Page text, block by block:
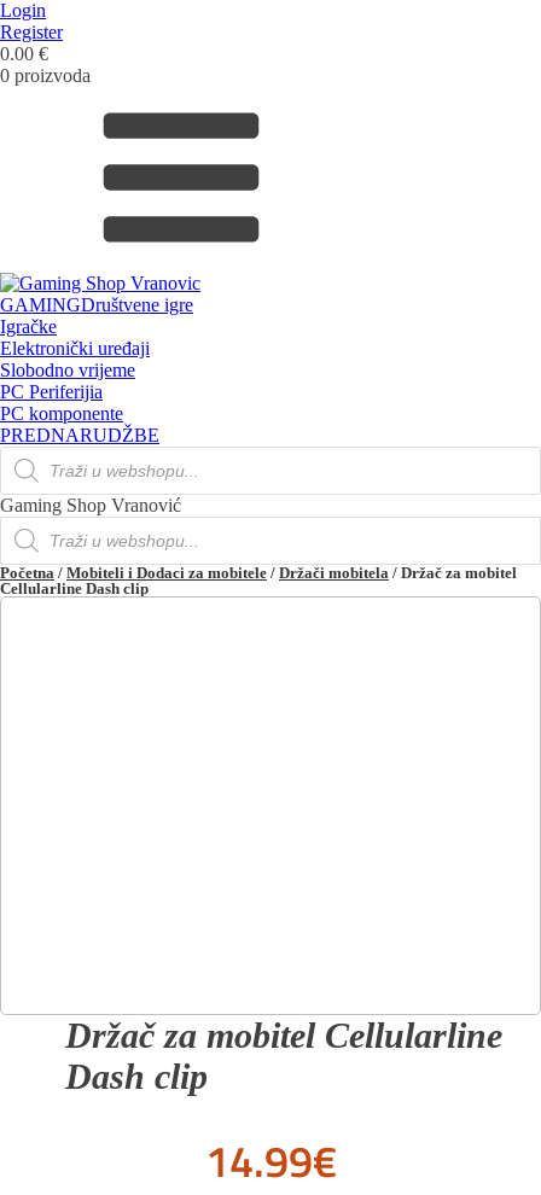
Login
Register
0.00 €
0 proizvoda
GAMINGDruštvene igre
Igračke
Elektronički uređaji
Slobodno vrijeme
PC Periferijia
PC komponente
PREDNARUDŽBE
Products
search
Gaming Shop Vranović
Products
search
Početna / Mobiteli i Dodaci za mobitele / Držači mobitela / Držač za mobitel
Cellularline Dash clip
Držač za mobitel Cellularline
Dash clip
14.99€